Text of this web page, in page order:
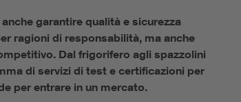
garantire qualità e sicurezza
ragioni di responsabilità, ma anche
Dal frigorifero agli spazzolini
di servizi di test e certificazioni per
per entrare in un mercato.